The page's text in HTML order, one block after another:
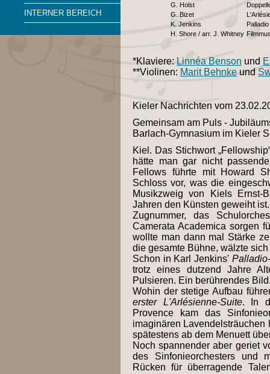
INTERNER BEREICH
G. Holst
G. Bizet
K. Jenkins
Palladio
H. Shore / arr. J. Whitney
*Klaviere: Linnéa Benson und
**Violinen: Marit Behnke und
Kieler Nachrichten vom
Gemeinsam am Puls -
Barlach-Gymnasium im Kieler
Kiel. Das Stichwort
hätte man gar nicht
Fellows führte mit Howard
Schloss vor, was die
Musikzweig von Kiels Ernst-
Jahren den Künsten geweiht
Zugnummer, das
Camerata Academica sorgen
wollte man dann mal Stärke
die gesamte Bühne, wälzte
Schon in Karl Jenkins' Palladio
trotz eines dutzend Jahre
Pulsieren. Ein berührendes
Wohin der stetige Aufbau
erster L'Arlésienne-Suite. In
Provence kam das
imaginären
spätestens ab dem Menuett
Noch spannender aber geriet
des Sinfonieorchesters und
Rücken für überragende